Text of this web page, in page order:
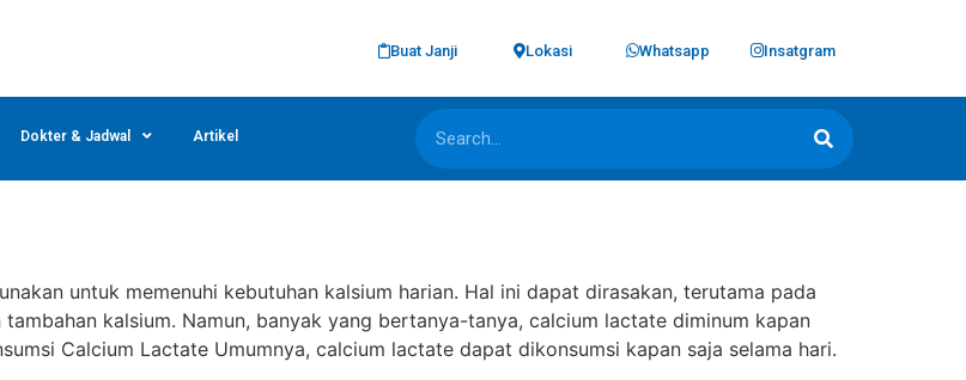
Buat Janji Lokasi Whatsapp Insatgram
Dokter & Jadwal Artikel
untuk memenuhi kebutuhan kalsium harian. Hal ini dapat dirasakan, terutama pada
kalsium. Namun, banyak yang bertanya-tanya, calcium lactate diminum kapan
Calcium Lactate Umumnya, calcium lactate dapat dikonsumsi kapan saja selama hari.